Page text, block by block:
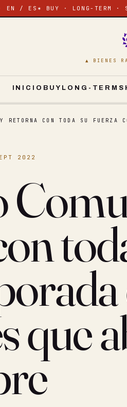
EN / ES ✶ BUY · LONG-TERM ·
▲ BIENES
INICIO BUY LONG-TERM
RETORNA CON TODA SU
2022
que